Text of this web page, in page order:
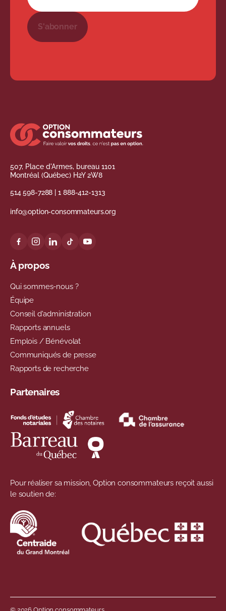
S'abonner
507, Place d'Armes, bureau 1101
Montréal (Québec) H2Y 2W8
514 598-7288 |1 888-412-1313
info@option-consommateurs.org
À propos
Qui sommes-nous ?
Équipe
Conseil d'administration
Rapports annuels
Emplois / Bénévolat
Communiqués de presse
Rapports de recherche
Partenaires
Pour réaliser sa mission, Option consommateurs reçoit aussi
le soutien de: